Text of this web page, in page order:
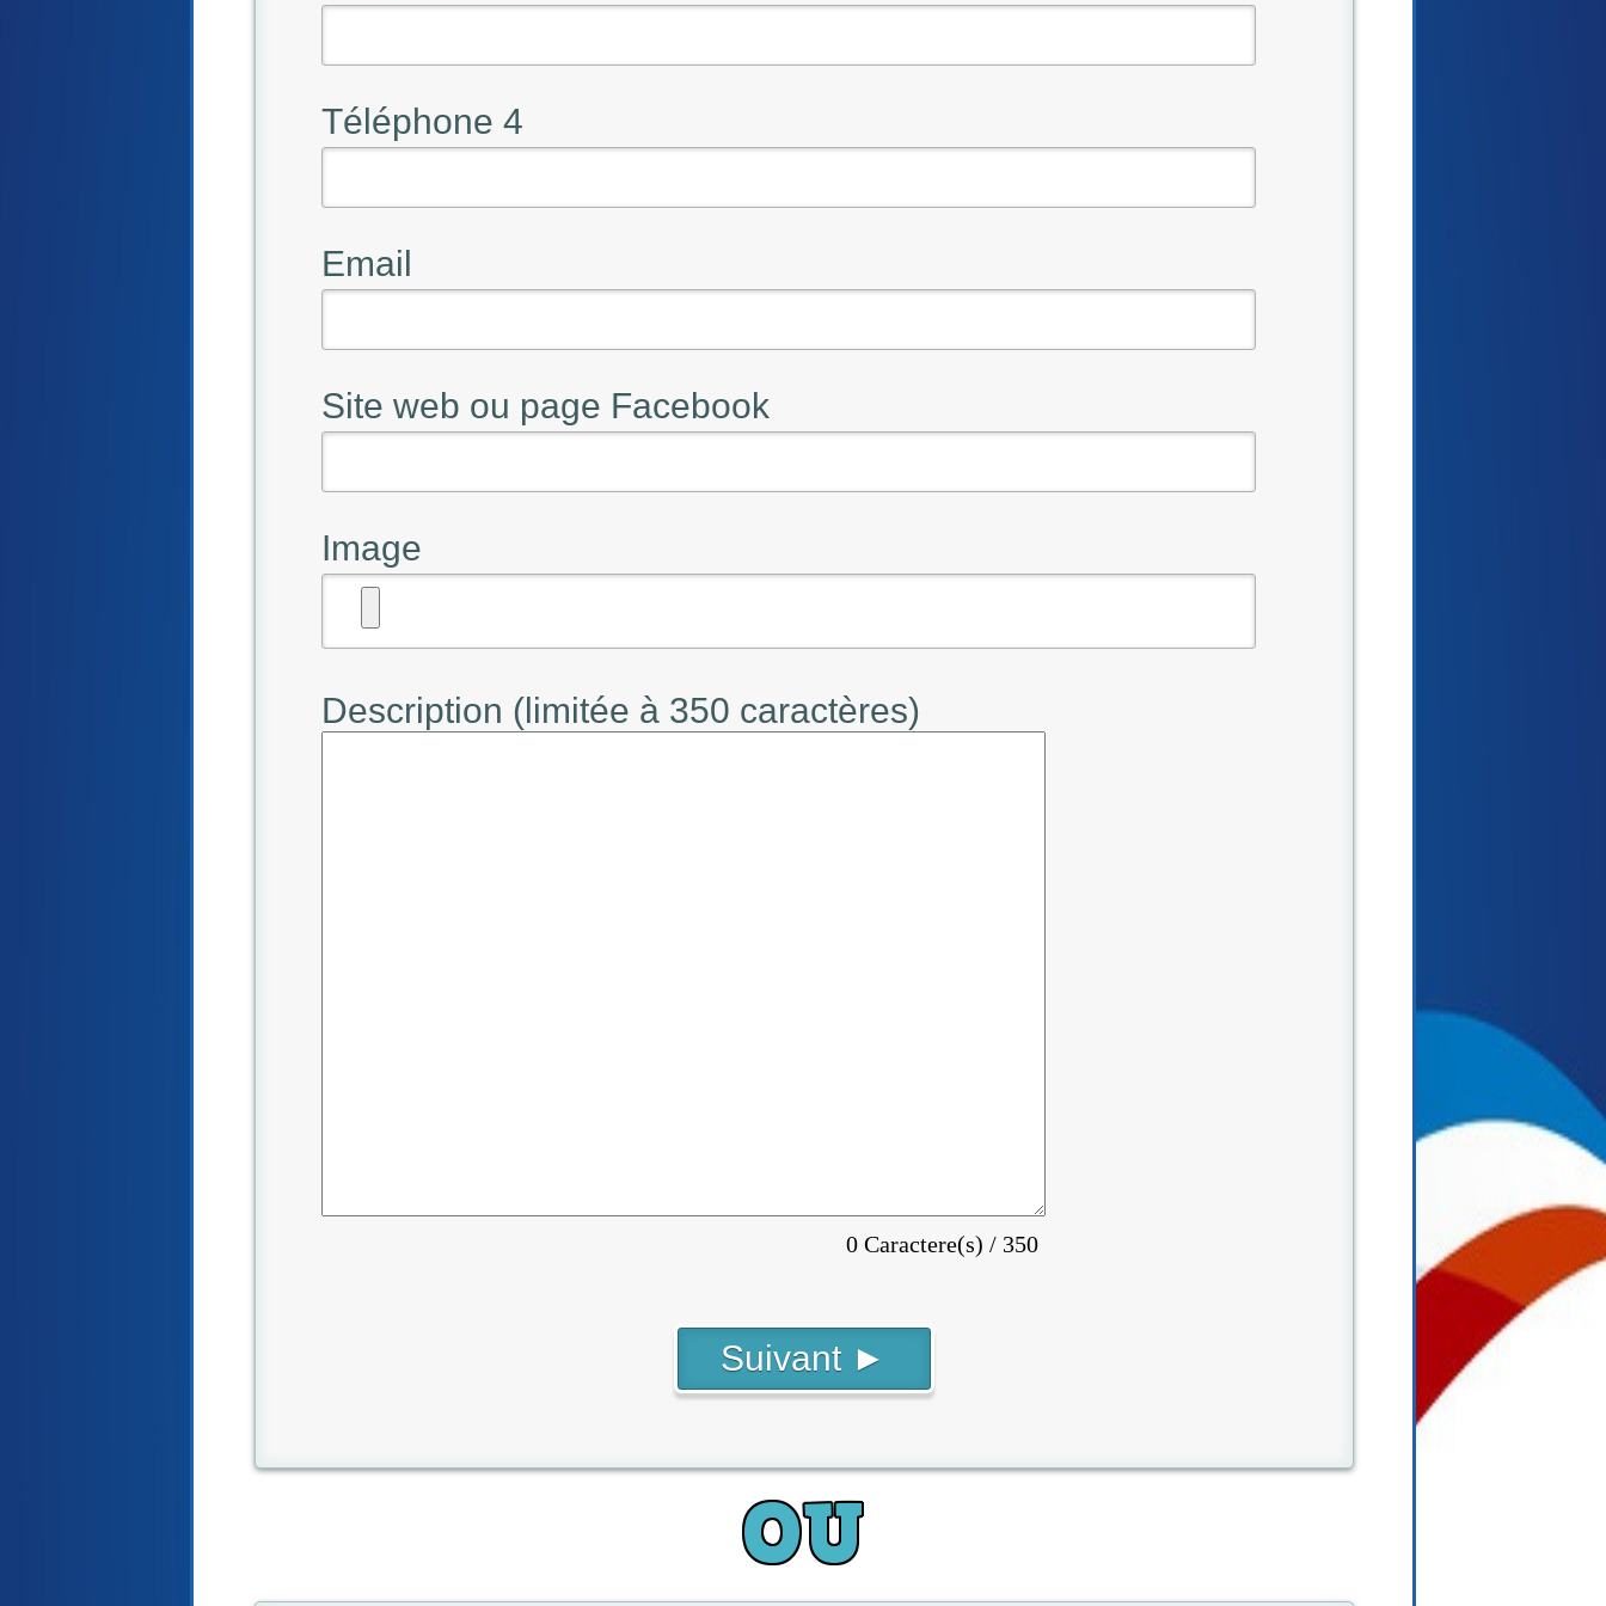
Téléphone 4
Email
Site web ou page Facebook
Image
Description (limitée à 350 caractères)
0 Caractere(s) / 350